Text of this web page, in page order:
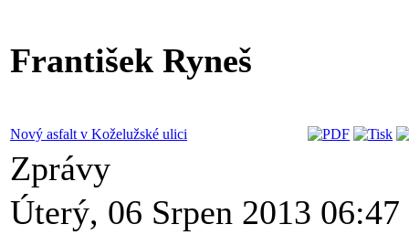
František Ryneš
Nový asfalt v Koželužské ulici
Zprávy
Úterý, 06 Srpen 2013 06:47